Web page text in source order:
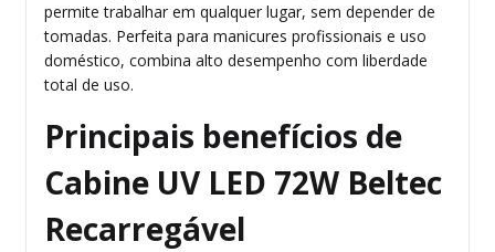
permite trabalhar em qualquer lugar, sem depender de
tomadas. Perfeita para manicures profissionais e uso
doméstico, combina alto desempenho com liberdade
total de uso.
Principais benefícios de
Cabine UV LED 72W Beltec
Recarregável